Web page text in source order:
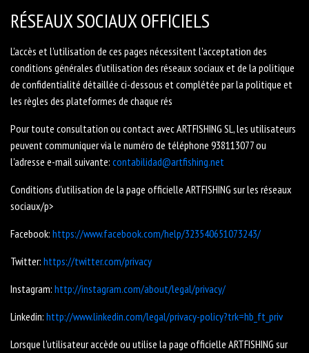
RÉSEAUX SOCIAUX OFFICIELS
L'accès et l'utilisation de ces pages nécessitent l'acceptation des
conditions générales d'utilisation des réseaux sociaux et de la politique
de confidentialité détaillée ci-dessous et complétée par la politique et
les règles des plateformes de chaque rés
Pour toute consultation ou contact avec ARTFISHING SL, les utilisateurs
peuvent communiquer via le numéro de téléphone 938113077 ou
l'adresse e-mail suivante: contabilidad@artfishing.net
Conditions d'utilisation de la page officielle ARTFISHING sur les réseaux
sociaux/p>
Facebook: https://www.facebook.com/help/323540651073243/
Twitter: https://twitter.com/privacy
Instagram: http://instagram.com/about/legal/privacy/
Linkedin: http://www.linkedin.com/legal/privacy-policy?trk=hb_ft_priv
Lorsque l'utilisateur accède ou utilise la page officielle ARTFISHING sur